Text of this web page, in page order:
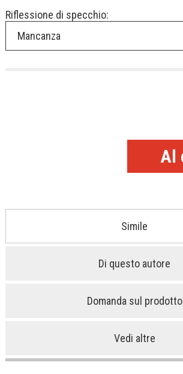
Riflessione di specchio:
Mancanza
Simile
Di questo autore
Domanda sul prodotto
Vedi altre